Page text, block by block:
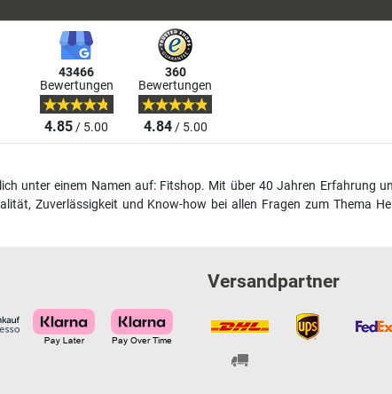
43466
Bewertungen
4.85/ 5.00
360
Bewertungen
4.84/ 5.00
unter einem Namen auf: Fitshop. Mit über 40 Jahren Erfahrung
Zuverlässigkeit und Know-how bei allen Fragen zum Thema
Versandpartner